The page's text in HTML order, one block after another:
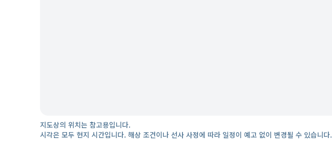
지도상의 위치는 참고용입니다.
시각은 모두 현지 시간입니다. 해상 조건이나 선사 사정에 따라 일정이 예고 없이 변경될 수 있습니다.